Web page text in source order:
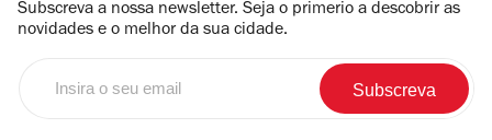
Subscreva a nossa newsletter. Seja o primerio a descobrir as
novidades e o melhor da sua cidade.